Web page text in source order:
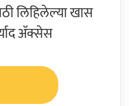
लिहिलेल्या खास
ॲक्सेस